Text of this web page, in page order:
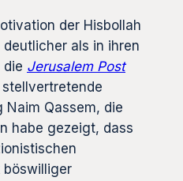
der Hisbollah
als in ihren
die Jerusalem Post
Naim Qassem, die
habe gezeigt, dass
böswilliger